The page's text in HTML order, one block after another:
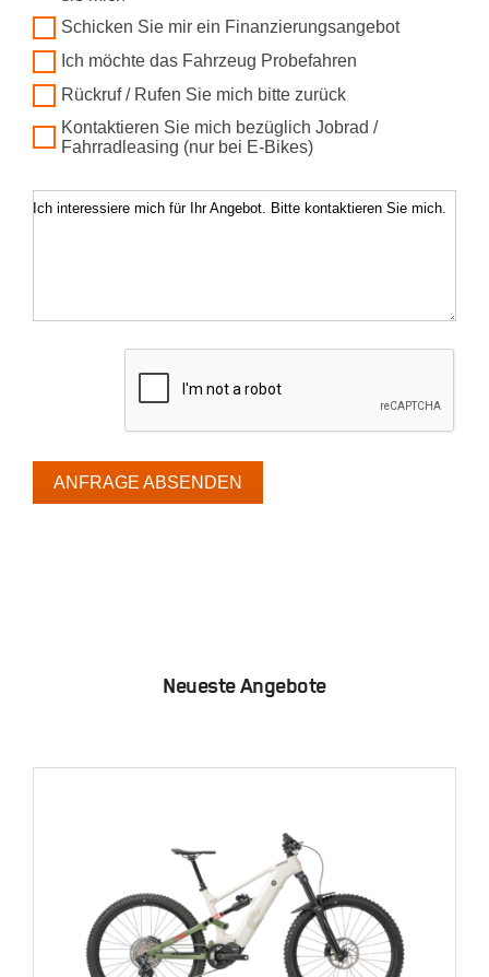
Schicken Sie mir ein Finanzierungsangebot
Ich möchte das Fahrzeug Probefahren
Rückruf / Rufen Sie mich bitte zurück
Kontaktieren Sie mich bezüglich Jobrad /
Fahrradleasing (nur bei E-Bikes)
Ich interessiere mich für Ihr Angebot. Bitte kontaktieren Sie mich.
ANFRAGE ABSENDEN
Neueste Angebote